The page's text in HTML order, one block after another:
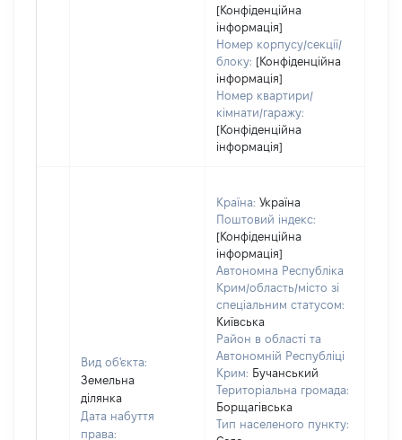
[Конфіденційна
інформація]
Номер корпусу/секції/
блоку: [Конфіденційна
інформація]
Номер квартири/
кімнати/гаражу:
[Конфіденційна
інформація]
Вид об'єкта:
Земельна
ділянка
Дата набуття
права:
Країна: Україна
Поштовий індекс:
[Конфіденційна
інформація]
Автономна Республіка
Крим/область/місто зі
спеціальним статусом:
Київська
Район в області та
Автономній Республіці
Крим: Бучанський
Територіальна громада:
Борщагівська
Тип населеного пункту: